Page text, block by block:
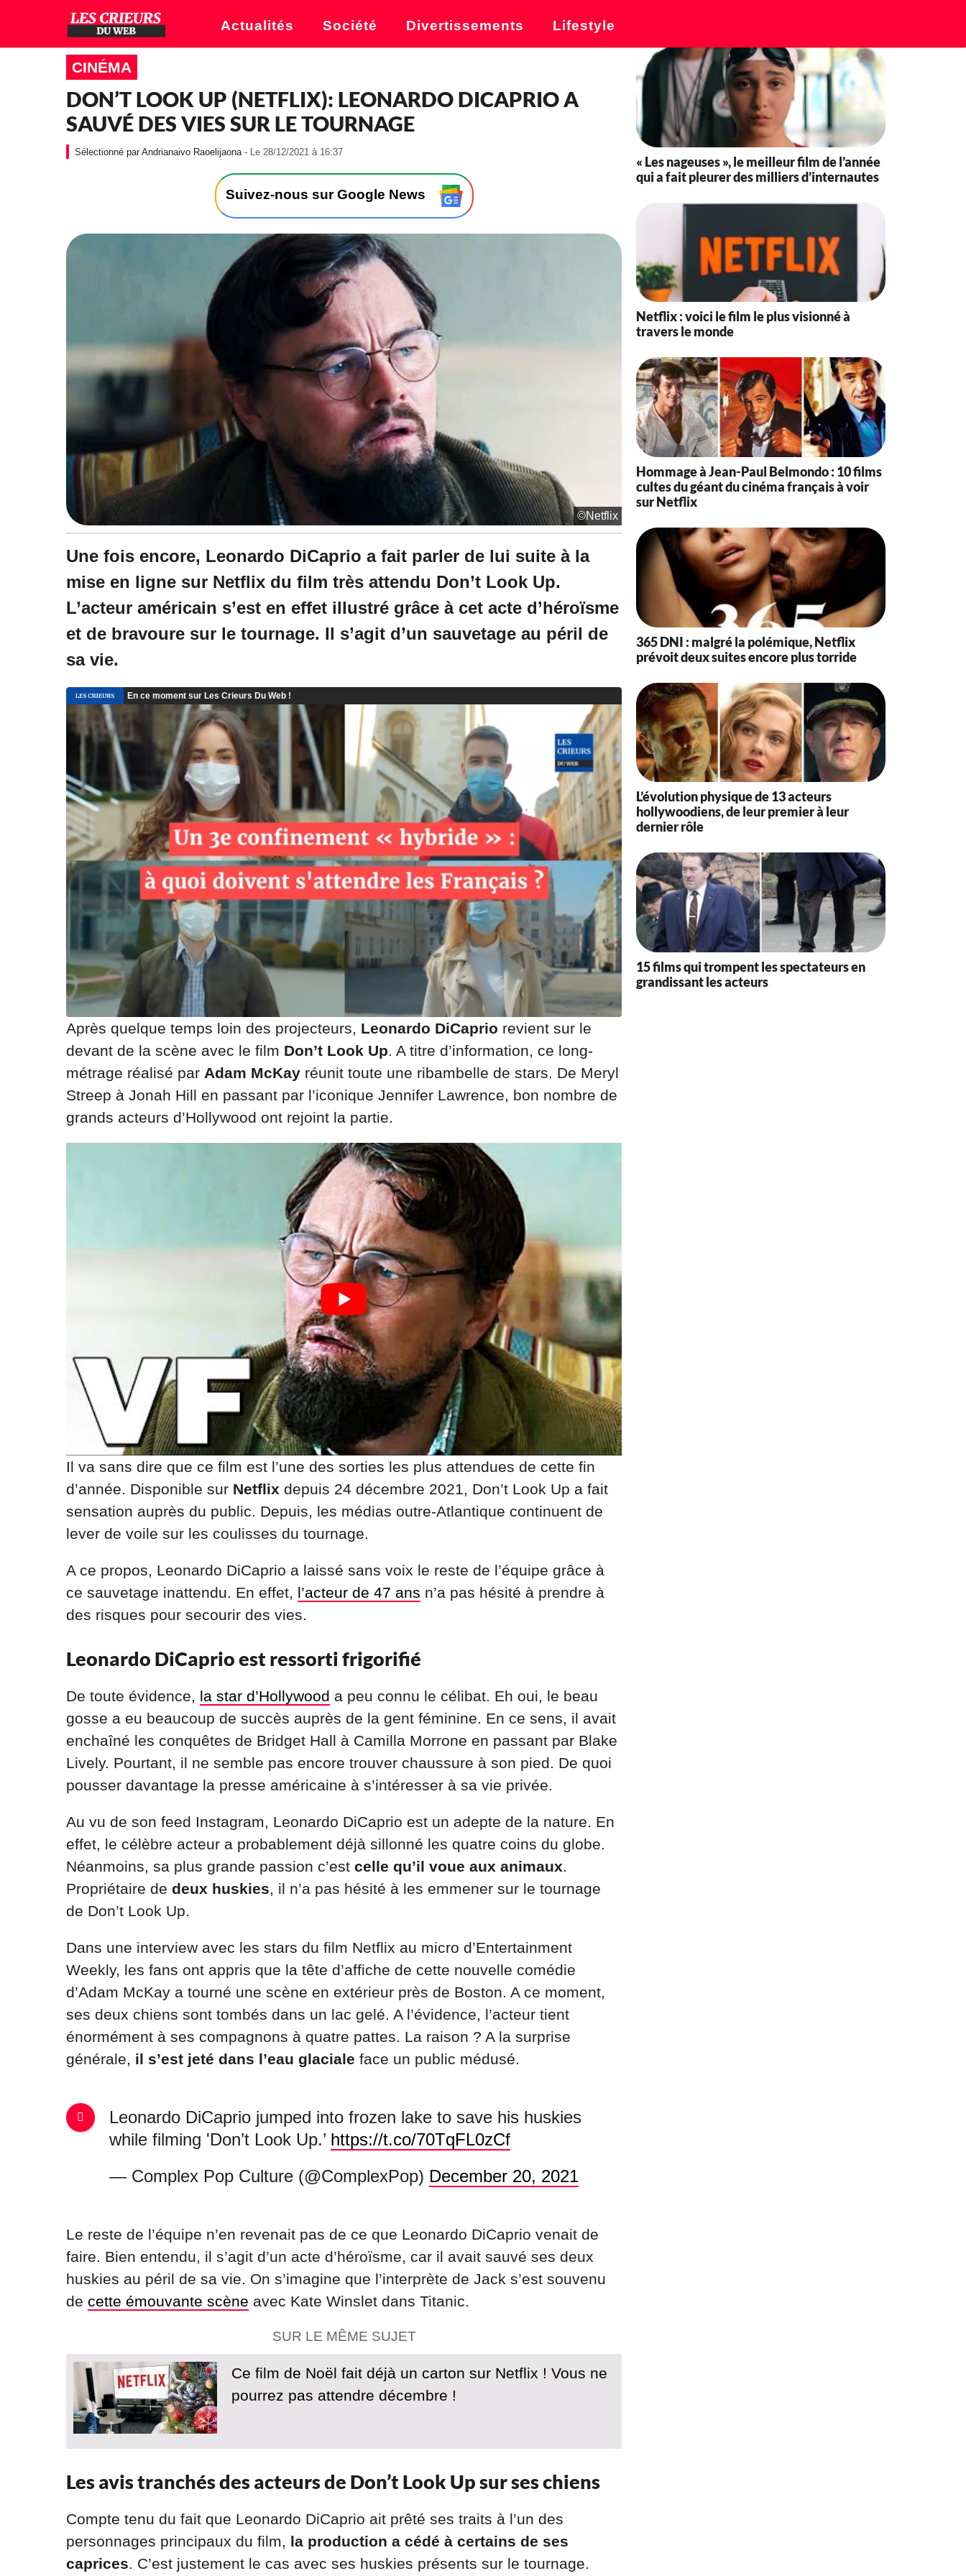
Actualités Société Divertissements Lifestyle
CINÉMA
DON’T LOOK UP (NETFLIX): LEONARDO DICAPRIO A
SAUVÉ DES VIES SUR LE TOURNAGE
Andrianaivo Raoelijaona - Le 28/12/2021 à 16:37
2
/
1
2
/
2
0
1
à
1
6
:
7
Suivez-nous sur Google News
©Netflix
Une fois encore, Leonardo DiCaprio a fait parler de lui suite à la
mise en ligne sur Netflix du film très attendu Don’t Look Up.
L’acteur américain s’est en effet illustré grâce à cet acte d’héroïsme
et de bravoure sur le tournage. Il s’agit d’un sauvetage au péril de
sa vie.
Après quelque temps loin des projecteurs, Leonardo DiCaprio revient sur le
devant de la scène avec le film Don’t Look Up. A titre d’information, ce long-
métrage réalisé par Adam McKay réunit toute une ribambelle de stars. De Meryl
Streep à Jonah Hill en passant par l’iconique Jennifer Lawrence, bon nombre de
grands acteurs d’Hollywood ont rejoint la partie.
Il va sans dire que ce film est l’une des sorties les plus attendues de cette fin
d’année. Disponible sur Netflix depuis 24 décembre 2021, Don’t Look Up a fait
sensation auprès du public. Depuis, les médias outre-Atlantique continuent de
lever de voile sur les coulisses du tournage.
A ce propos, Leonardo DiCaprio a laissé sans voix le reste de l’équipe grâce à
ce sauvetage inattendu. En effet, l’acteur de 47 ans n’a pas hésité à prendre à
des risques pour secourir des vies.
Leonardo DiCaprio est ressorti frigorifié
De toute évidence, la star d’Hollywood a peu connu le célibat. Eh oui, le beau
gosse a eu beaucoup de succès auprès de la gent féminine. En ce sens, il avait
enchaîné les conquêtes de Bridget Hall à Camilla Morrone en passant par Blake
Lively. Pourtant, il ne semble pas encore trouver chaussure à son pied. De quoi
pousser davantage la presse américaine à s’intéresser à sa vie privée.
Au vu de son feed Instagram, Leonardo DiCaprio est un adepte de la nature. En
effet, le célèbre acteur a probablement déjà sillonné les quatre coins du globe.
Néanmoins, sa plus grande passion c’est celle qu’il voue aux animaux.
Propriétaire de deux huskies, il n’a pas hésité à les emmener sur le tournage
de Don’t Look Up.
Dans une interview avec les stars du film Netflix au micro d’Entertainment
Weekly, les fans ont appris que la tête d’affiche de cette nouvelle comédie
d’Adam McKay a tourné une scène en extérieur près de Boston. A ce moment,
ses deux chiens sont tombés dans un lac gelé. A l’évidence, l’acteur tient
énormément à ses compagnons à quatre pattes. La raison ? A la surprise
générale, il s’est jeté dans l’eau glaciale face un public médusé.
Leonardo DiCaprio jumped into frozen lake to save his huskies
while filming 'Don’t Look Up.’ https://t.co/70TqFL0zCf
— Complex Pop Culture (@ComplexPop) December 20, 2021
Le reste de l’équipe n’en revenait pas de ce que Leonardo DiCaprio venait de
faire. Bien entendu, il s’agit d’un acte d’héroïsme, car il avait sauvé ses deux
huskies au péril de sa vie. On s’imagine que l’interprète de Jack s’est souvenu
de cette émouvante scène avec Kate Winslet dans Titanic.
SUR LE MÊME SUJET
Ce film de Noël fait déjà un carton sur Netflix ! Vous ne
pourrez pas attendre décembre !
Les avis tranchés des acteurs de Don’t Look Up sur ses chiens
Compte tenu du fait que Leonardo DiCaprio ait prêté ses traits à l’un des
personnages principaux du film, la production a cédé à certains de ses
caprices. C’est justement le cas avec ses huskies présents sur le tournage.
« Les nageuses », le meilleur film de l’année
qui a fait pleurer des milliers d’internautes
Netflix : voici le film le plus visionné à
travers le monde
Hommage à Jean-Paul Belmondo : 10 films
cultes du géant du cinéma français à voir
sur Netflix
365 DNI : malgré la polémique, Netflix
prévoit deux suites encore plus torride
L’évolution physique de 13 acteurs
hollywoodiens, de leur premier à leur
dernier rôle
15 films qui trompent les spectateurs en
grandissant les acteurs